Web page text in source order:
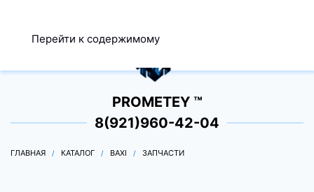
Перейти к содержимому
0
PROMETEY ™
8(921)960-42-04
ГЛАВНАЯ КАТАЛОГ BAXI ЗАПЧАСТИ